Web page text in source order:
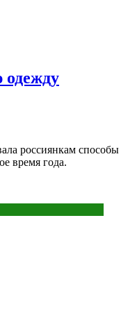
россиянкам способы
время года.